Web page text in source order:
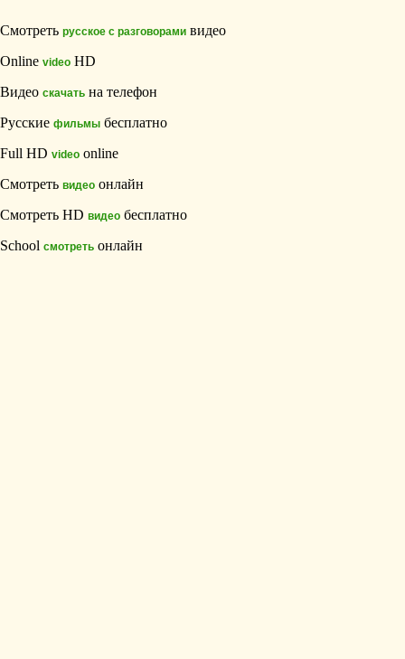
Смотреть русское с разговорами видео
Online video HD
Видео скачать на телефон
Русские фильмы бесплатно
Full HD video online
Смотреть видео онлайн
Смотреть HD видео бесплатно
School смотреть онлайн